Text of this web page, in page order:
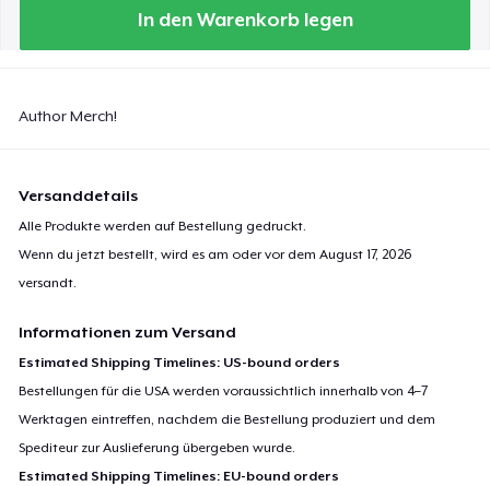
In den Warenkorb legen
Author Merch!
Versanddetails
Alle Produkte werden auf Bestellung gedruckt.
Wenn du jetzt bestellt, wird es am oder vor demAugust 17, 2026
versandt.
Informationen zum Versand
Estimated Shipping Timelines: US-bound orders
Bestellungen für die USA werden voraussichtlich innerhalb von 4–7
Werktagen eintreffen, nachdem die Bestellung produziert und dem
Spediteur zur Auslieferung übergeben wurde.
Estimated Shipping Timelines: EU-bound orders